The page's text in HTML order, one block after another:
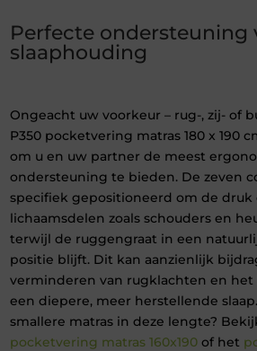
Perfecte ondersteuning
slaaphouding
Ongeacht uw voorkeur – rug-, zij- of
P350 pocketvering matras 180 x 190
om u en uw partner de meest
ondersteuning te bieden. De zeven
specifiek gepositioneerd om de druk
lichaamsdelen zoals schouders en
terwijl de ruggengraat in een
positie blijft. Dit kan aanzienlijk
verminderen van rugklachten en het
een diepere, meer herstellende
smallere matras in deze lengte?
pocketvering matras 160x190of het